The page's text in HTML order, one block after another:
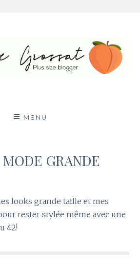
grande taille
MENU
MODE GRANDE
looks grande taille et mes
rester stylée même avec une
42!